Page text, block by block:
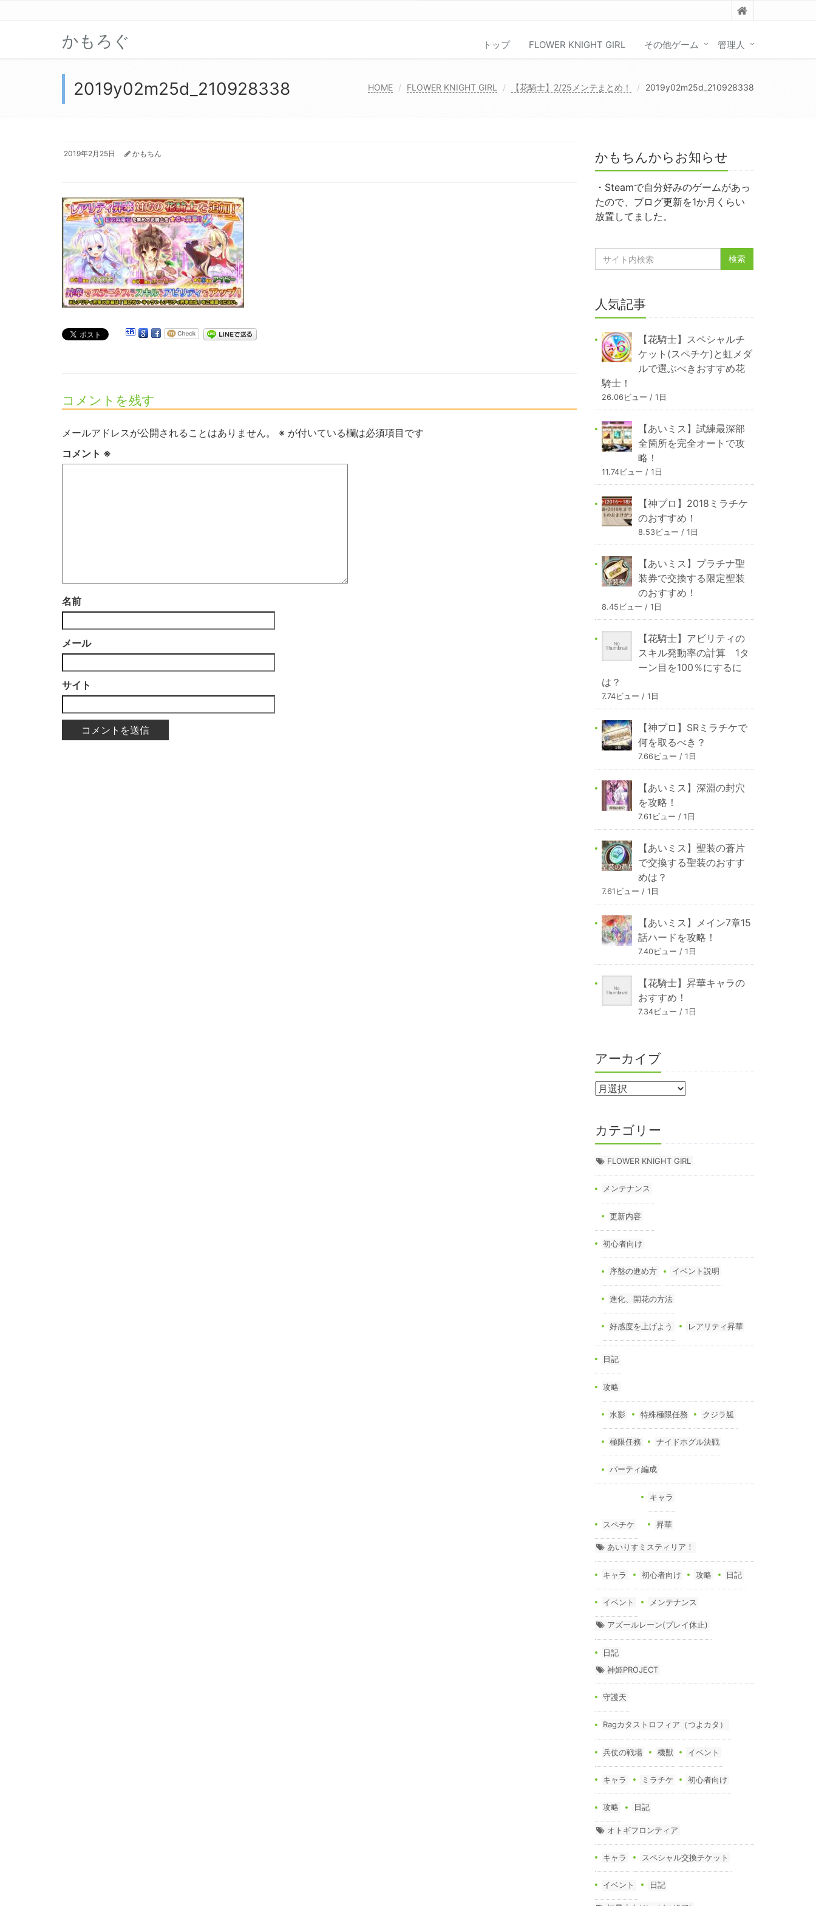
かもろぐ トップ FLOWER KNIGHT GIRL その他ゲーム 管理人
2019y02m25d_210928338 HOME FLOWER KNIGHT GIRL 【花騎士】2/25メンテまとめ！ 2019y02m25d_210928338
2019年2月25日 かもちん
コメントを残す
メールアドレスが公開されることはありません。 ※ が付いている欄は必須項目です
コメント ※
名前
メール
サイト
かもちんからお知らせ
・Steamで自分好みのゲームがあっ
たので、ブログ更新を1か月くらい
放置してました。
人気記事
【花騎士】スペシャルチ
ケット(スペチケ)と虹メダ
ルで選ぶべきおすすめ花
騎士！
26.06ビュー / 1日
【あいミス】試練最深部
全箇所を完全オートで攻
略！
11.74ビュー / 1日
【神プロ】2018ミラチケ
のおすすめ！
8.53ビュー / 1日
【あいミス】プラチナ聖
装券で交換する限定聖装
のおすすめ！
8.45ビュー / 1日
【花騎士】アビリティの
スキル発動率の計算 1タ
ーン目を100％にするに
は？
7.74ビュー / 1日
【神プロ】SRミラチケで
何を取るべき？
7.66ビュー / 1日
【あいミス】深淵の封穴
を攻略！
7.61ビュー / 1日
【あいミス】聖装の蒼片
で交換する聖装のおすす
めは？
7.61ビュー / 1日
【あいミス】メイン7章15
話ハードを攻略！
7.40ビュー / 1日
【花騎士】昇華キャラの
おすすめ！
7.34ビュー / 1日
アーカイブ
カテゴリー
FLOWER KNIGHT GIRL
メンテナンス
更新内容
初心者向け
序盤の進め方 イベント説明
進化、開花の方法
好感度を上げよう レアリティ昇華
日記
攻略
水影 特殊極限任務 クジラ艇
極限任務 ナイドホグル決戦
パーティ編成
スペチケ
キャラ
昇華
あいりすミスティリア！
キャラ 初心者向け 攻略 日記
イベント メンテナンス
アズールレーン(プレイ休止)
日記
神姫PROJECT
守護天
Ragカタストロフィア（つよカタ）
兵仗の戦場 機獣 イベント
キャラ ミラチケ 初心者向け
攻略 日記
オトギフロンティア
キャラ スペシャル交換チケット
イベント 日記